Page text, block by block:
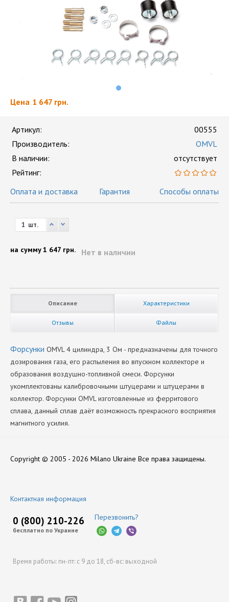
Цена 1 647 грн.
Артикул:
00555
Производитель:
OMVL
В наличии:
отсутствует
Рейтинг:
Оплата и доставка
Гарантия Способы оплаты
шт.
Нет в наличии
на сумму1 647 грн.
Описание Характеристики
Отзывы Файлы
Форсунки OMVL 4 цилиндра, 3 Ом - предназначены для точного
дозирования газа, его распыления во впускном коллекторе и
образования воздушно-топливной смеси. Форсунки
укомплектованы калибровочными штуцерами и штуцерами в
коллектор. Форсунки OMVL изготовленные из ферритового
сплава, данный сплав даёт возможность прекрасного восприятия
магнитного усилия.
Производитель
Copyright © 2005 - 2026 Milano Ukraine Все права защищены.
Контактная информация
0 (800) 210-226
бесплатно по Украине
Перезвонить?
Время работы: пн-пт: с 9 до 18, сб-вс: выходной